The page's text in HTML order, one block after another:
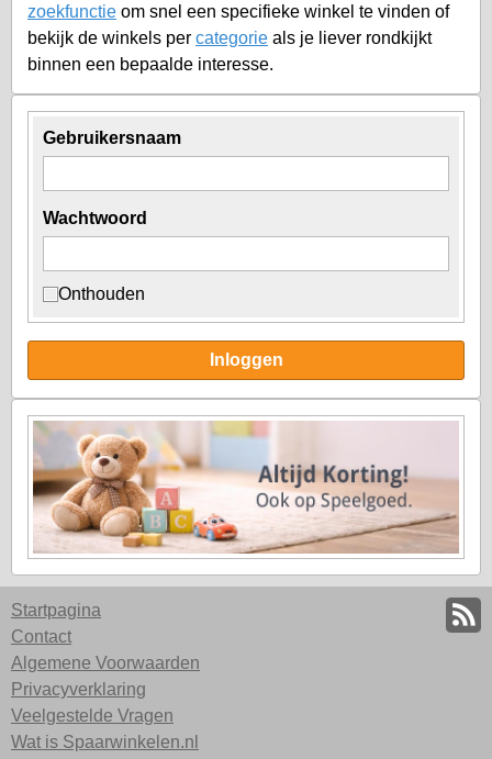
Gebruikersnaam
Wachtwoord
Onthouden
Inloggen
zoekfunctie om snel een specifieke winkel te vinden of
bekijk de winkels per categorie als je liever rondkijkt
binnen een bepaalde interesse.
Startpagina
Contact
Algemene Voorwaarden
Privacyverklaring
Veelgestelde Vragen
Wat is Spaarwinkelen.nl